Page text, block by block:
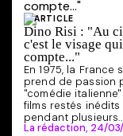
ARTICLE
Dino Risi : "Au
c'est le visage qui
compte..."
En 1975, la France
prend de passion
"comédie
films restés inédits
pendant
La rédaction, 24/03/